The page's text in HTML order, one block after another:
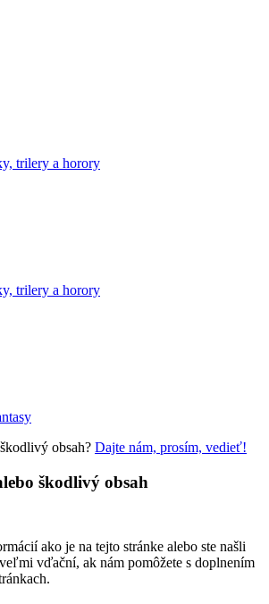
trilery a horory
trilery a horory
obsah? Dajte nám, prosím, vedieť!
škodlivý obsah
ako je na tejto stránke alebo ste našli
vďační, ak nám pomôžete s doplnením